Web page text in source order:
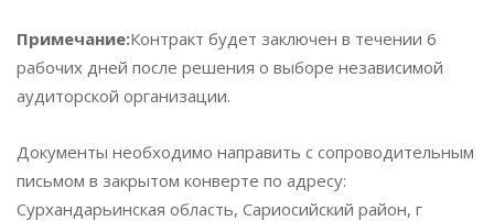
Примечание:Контракт будет заключен в течении 6
рабочих дней после решения о выборе независимой
аудиторской организации.
Документы необходимо направить с сопроводительным
письмом в закрытом конверте по адресу:
Сурхандарьинская область, Сариосийский район, г